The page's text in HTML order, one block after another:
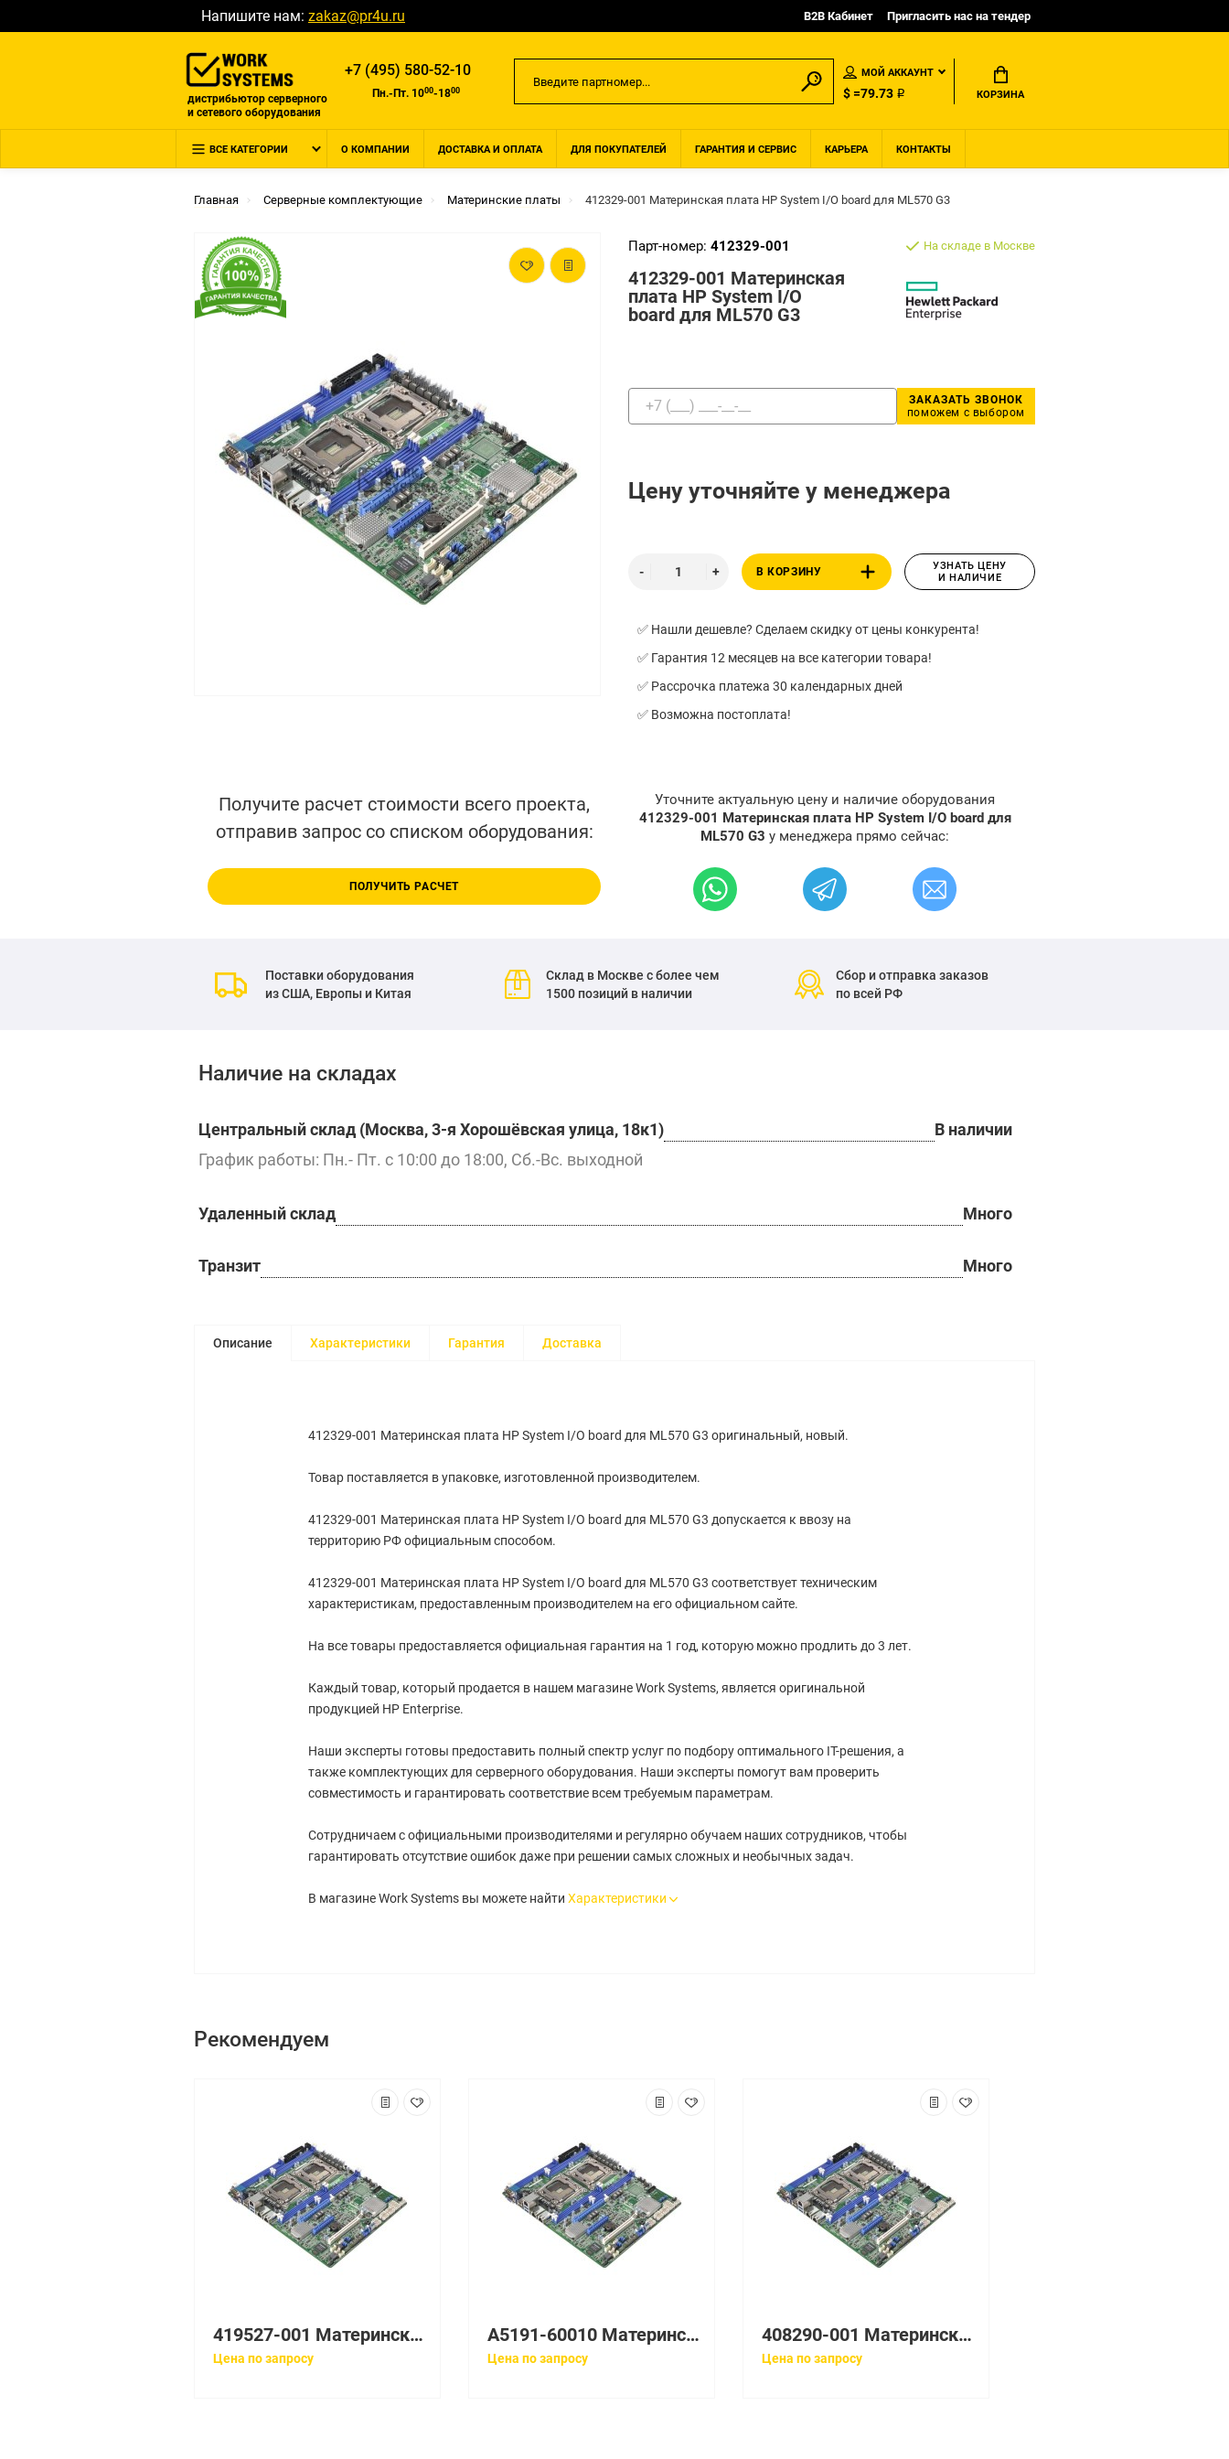
Напишите нам: zakaz@pr4u.ru B2B Кабинет Пригласить нас на тендер
дистрибьютор серверного
и сетевого оборудования
+7 (495) 580-52-10
Пн.-Пт. 1000-1800
МОЙ АККАУНТ
$ =79.73 ₽ КОРЗИНА
ВСЕ КАТЕГОРИИ О КОМПАНИИ ДОСТАВКА И ОПЛАТА ДЛЯ ПОКУПАТЕЛЕЙ ГАРАНТИЯ И СЕРВИС КАРЬЕРА КОНТАКТЫ
Главная Серверные комплектующие Материнские платы 412329-001 Материнская плата HP System I/O board для ML570 G3
Парт-номер: 412329-001
412329-001 Материнская
плата HP System I/O
board для ML570 G3
На складе в Москве
ЗАКАЗАТЬ ЗВОНОК
поможем с выбором
Цену уточняйте у менеджера
В КОРЗИНУ
УЗНАТЬ ЦЕНУ
И НАЛИЧИЕ
✅ Нашли дешевле? Сделаем скидку от цены конкурента!
✅ Гарантия 12 месяцев на все категории товара!
✅ Рассрочка платежа 30 календарных дней
✅ Возможна постоплата!
Получите расчет стоимости всего проекта,
отправив запрос со списком оборудования:
ПОЛУЧИТЬ РАСЧЕТ
Уточните актуальную цену и наличие оборудования
412329-001 Материнская плата HP System I/O board для
ML570 G3 у менеджера прямо сейчас:
Поставки оборудования
из США, Европы и Китая
Склад в Москве с более чем
1500 позиций в наличии
Сбор и отправка заказов
по всей РФ
Наличие на складах
Центральный склад (Москва, 3-я Хорошёвская улица, 18к1)
В наличии
График работы: Пн.- Пт. с 10:00 до 18:00, Сб.-Вс. выходной
Удаленный склад Много
Транзит Много
Описание Характеристики Гарантия Доставка
412329-001 Материнская плата HP System I/O board для ML570 G3 оригинальный, новый.
Товар поставляется в упаковке, изготовленной производителем.
412329-001 Материнская плата HP System I/O board для ML570 G3 допускается к ввозу на
территорию РФ официальным способом.
412329-001 Материнская плата HP System I/O board для ML570 G3 cоответствует техническим
характеристикам, предоставленным производителем на его официальном сайте.
На все товары предоставляется официальная гарантия на 1 год, которую можно продлить до 3 лет.
Каждый товар, который продается в нашем магазине Work Systems, является оригинальной
продукцией HP Enterprise.
Наши эксперты готовы предоставить полный спектр услуг по подбору оптимального IT-решения, а
также комплектующих для серверного оборудования. Наши эксперты помогут вам проверить
совместимость и гарантировать соответствие всем требуемым параметрам.
Сотрудничаем с официальными производителями и регулярно обучаем наших сотрудников, чтобы
гарантировать отсутствие ошибок даже при решении самых сложных и необычных задач.
В магазине Work Systems вы можете найти Характеристики
Рекомендуем
419527-001 Материнская плата HP System I/O board
Цена по запросу
A5191-60010 Материнская плата HP Platform Monitor Board
Цена по запросу
408290-001 Материнская плата HP System board
Цена по запросу